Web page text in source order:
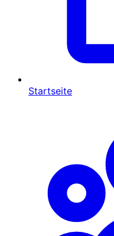
Startseite